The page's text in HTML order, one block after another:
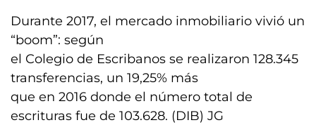
Durante 2017, el mercado inmobiliario vivió un
“boom”: según
el Colegio de Escribanos se realizaron 128.345
transferencias, un 19,25% más
que en 2016 donde el número total de
escrituras fue de 103.628. (DIB) JG